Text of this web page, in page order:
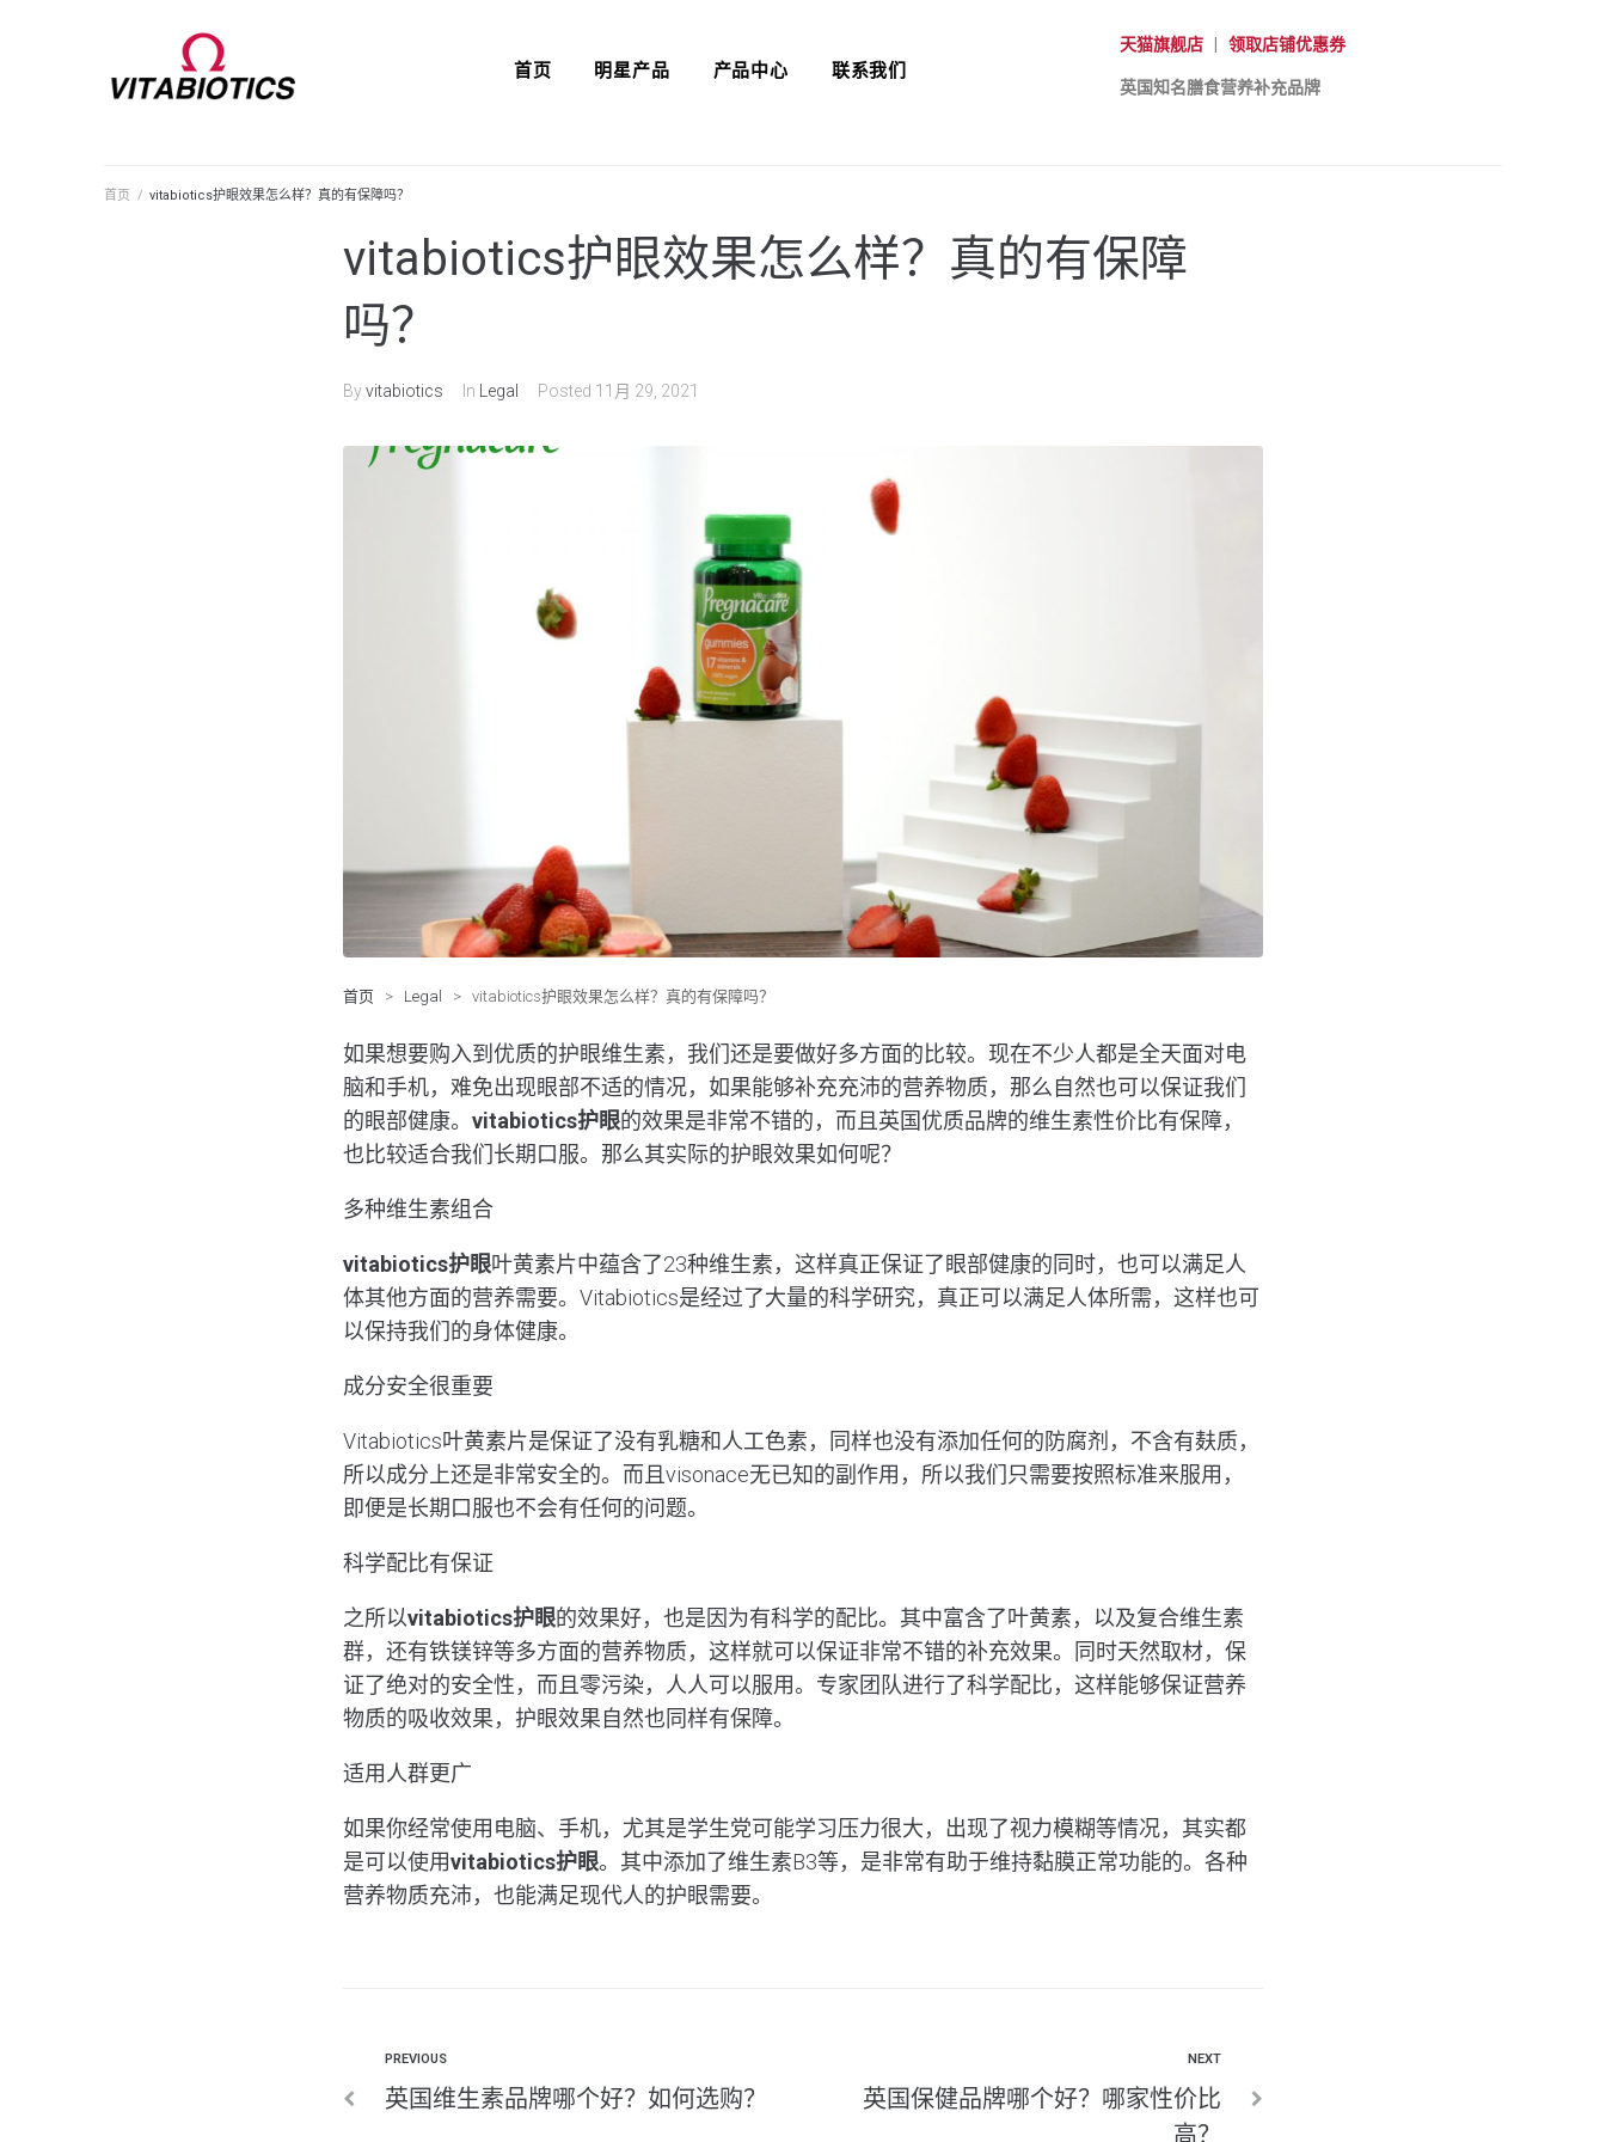
首页 明星产品 产品中心 联系我们
天猫旗舰店| 领取店铺优惠券
英国知名膳食营养补充品牌
首页 / vitabiotics护眼效果怎么样？真的有保障吗？
vitabiotics护眼效果怎么样？真的有保障
吗？
Byvitabiotics In Legal Posted 11月 29, 2021
首页 > Legal > vitabiotics护眼效果怎么样？真的有保障吗？
如果想要购入到优质的护眼维生素，我们还是要做好多方面的比较。现在不少人都是全天面对电
脑和手机，难免出现眼部不适的情况，如果能够补充充沛的营养物质，那么自然也可以保证我们
的眼部健康。 vitabiotics护眼的效果是非常不错的，而且英国优质品牌的维生素性价比有保障，
也比较适合我们长期口服。那么其实际的护眼效果如何呢？
多种维生素组合
vitabiotics护眼叶黄素片中蕴含了23种维生素，这样真正保证了眼部健康的同时，也可以满足人
体其他方面的营养需要。Vitabiotics是经过了大量的科学研究，真正可以满足人体所需，这样也可
以保持我们的身体健康。
成分安全很重要
Vitabiotics叶黄素片是保证了没有乳糖和人工色素，同样也没有添加任何的防腐剂，不含有麸质，
所以成分上还是非常安全的。而且visonace无已知的副作用，所以我们只需要按照标准来服用，
即便是长期口服也不会有任何的问题。
科学配比有保证
之所以vitabiotics护眼的效果好，也是因为有科学的配比。其中富含了叶黄素，以及复合维生素
群，还有铁镁锌等多方面的营养物质，这样就可以保证非常不错的补充效果。同时天然取材，保
证了绝对的安全性，而且零污染，人人可以服用。专家团队进行了科学配比，这样能够保证营养
物质的吸收效果，护眼效果自然也同样有保障。
适用人群更广
如果你经常使用电脑、手机，尤其是学生党可能学习压力很大，出现了视力模糊等情况，其实都
是可以使用vitabiotics护眼。其中添加了维生素B3等，是非常有助于维持黏膜正常功能的。各种
营养物质充沛，也能满足现代人的护眼需要。
PREVIOUS
英国维生素品牌哪个好？如何选购？
NEXT
英国保健品牌哪个好？哪家性价比
高？